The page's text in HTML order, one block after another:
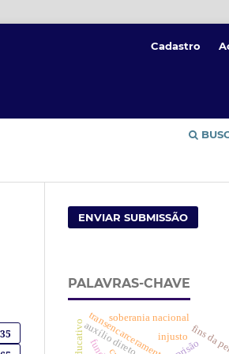
Cadastro
ENVIAR SUBMISSÃO
PALAVRAS-CHAVE
injusto
transencarceramento fins da
auxílio direto
soberania nacional
prisão